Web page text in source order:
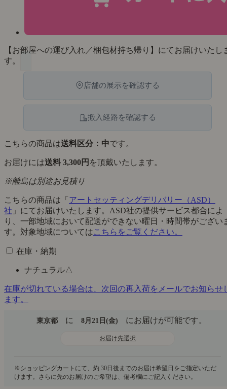
【お部屋への運び入れ／梱包材持ち帰り】にてお届けいたし
す。
店舗の展示を確認する
搬入経路を確認する
こちらの商品は送料区分：中です。
お届けには送料 3,300円 を頂戴いたします。
※離島は別途お見積り
こちらの商品は「 アートセッティングデリバリー（ASD）
社 」にてお届けいたします。ASD社の提供サービス都合によ
り、一部地域において配送ができない曜日・時間帯がござい
す。対象地域についてはこちらをご覧ください。
在庫・納期
ナチュラル△
在庫が切れている場合は、次回の再入荷をメールでお知らせ
ます。
東京都 に 8月21日(金) にお届けが可能です。
お届け先選択